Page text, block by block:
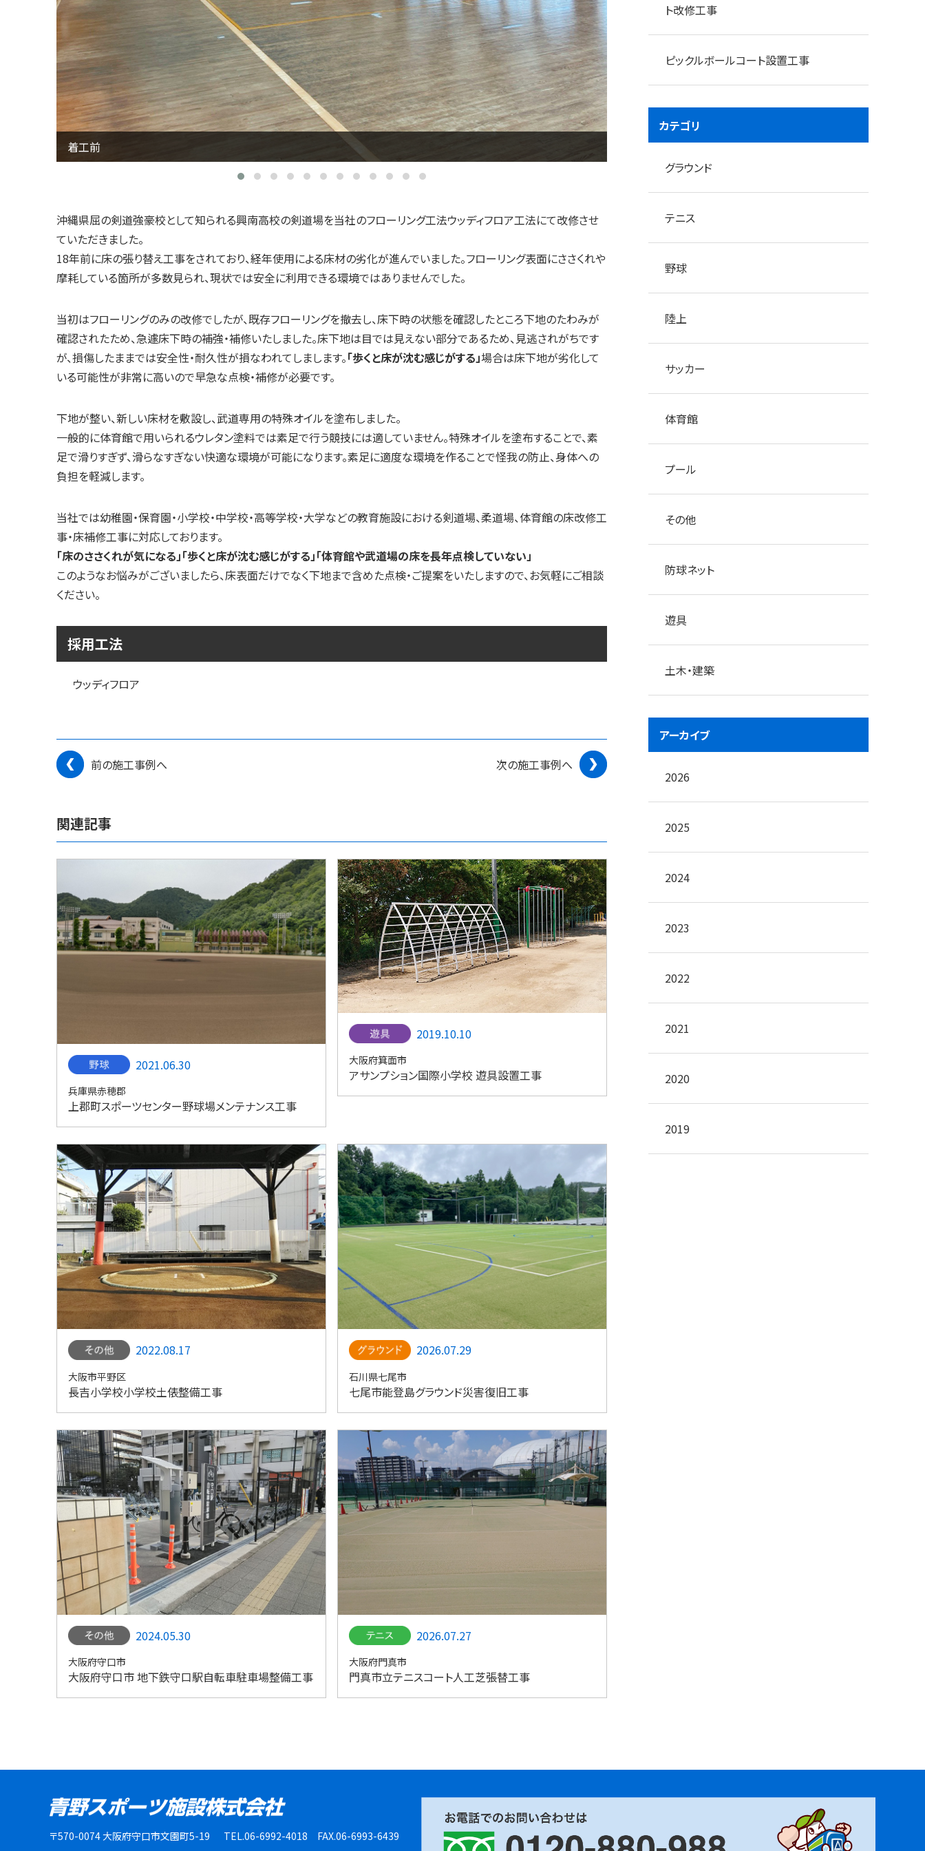
既存フローリングの撤去状況 既設フローリング撤去完了
沖縄県屈の剣道強豪校として知られる興南高校の剣道場を当社のフローリング工法ウッディフロア工法にて改修させ
ていただきました。
18年前に床の張り替え工事をされており、経年使用による床材の劣化が進んでいました。フローリング表面にささくれや
摩耗している箇所が多数見られ、現状では安全に利用できる環境ではありませんでした。
当初はフローリングのみの改修でしたが、既存フローリングを撤去し、床下時の状態を確認したところ下地のたわみが
確認されたため、急遽床下時の補強・補修いたしました。床下地は目では見えない部分であるため、見逃されがちです
が、損傷したままでは安全性・耐久性が損なわれてしまします。「歩くと床が沈む感じがする」場合は床下地が劣化して
いる可能性が非常に高いので早急な点検・補修が必要です。
下地が整い、新しい床材を敷設し、武道専用の特殊オイルを塗布しました。
一般的に体育館で用いられるウレタン塗料では素足で行う競技には適していません。特殊オイルを塗布することで、素
足で滑りすぎず、滑らなすぎない快適な環境が可能になります。素足に適度な環境を作ることで怪我の防止、身体への
負担を軽減します。
当社では幼稚園・保育園・小学校・中学校・高等学校・大学などの教育施設における剣道場、柔道場、体育館の床改修工
事・床補修工事に対応しております。
「床のささくれが気になる」「歩くと床が沈む感じがする」「体育館や武道場の床を長年点検していない」
このようなお悩みがございましたら、床表面だけでなく下地まで含めた点検・ご提案をいたしますので、お気軽にご相談
ください。
採用工法
ウッディフロア
前の施工事例へ 次の施工事例へ
関連記事
2021.06.30
兵庫県赤穂郡
上郡町スポーツセンター野球場メンテナンス工事
2019.10.10
大阪府箕面市
アサンプション国際小学校 遊具設置工事
2022.08.17
大阪市平野区
長吉小学校小学校土俵整備工事
2026.07.29
石川県七尾市
七尾市能登島グラウンド災害復旧工事
2024.05.30
大阪府守口市
大阪府守口市 地下鉄守口駅自転車駐車場整備工事
2026.07.27
大阪府門真市
門真市立テニスコート人工芝張替工事
ト改修工事
ピックルボールコート設置工事
カテゴリ
グラウンド
テニス
野球
陸上
サッカー
体育館
プール
その他
防球ネット
遊具
土木・建築
アーカイブ
2026
2025
2024
2023
2022
2021
2020
2019
〒570-0074 大阪府守口市文園町5-19 TEL.06-6992-4018 FAX.06-6993-6439